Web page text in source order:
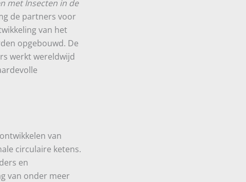
met Insecten in de
de partners voor
van het
opgebouwd. De
werkt wereldwijd
van
circulaire ketens.
en
van onder meer